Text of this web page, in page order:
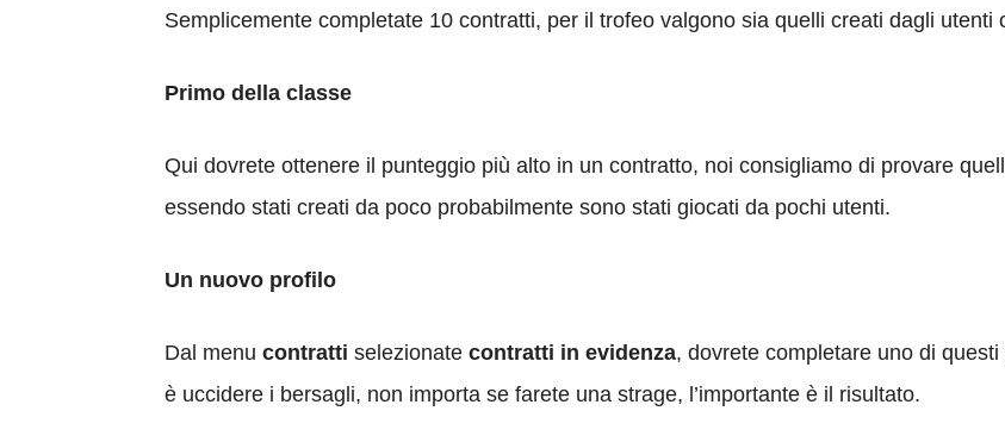
Semplicemente completate 10 contratti, per il trofeo valgono sia quelli creati dagli utenti
Primo della classe
Qui dovrete ottenere il punteggio più alto in un contratto, noi consigliamo di provare
essendo stati creati da poco probabilmente sono stati giocati da pochi utenti.
Un nuovo profilo
Dal menu contratti selezionate contratti in evidenza, dovrete completare uno di
è uccidere i bersagli, non importa se farete una strage, l’importante è il risultato.